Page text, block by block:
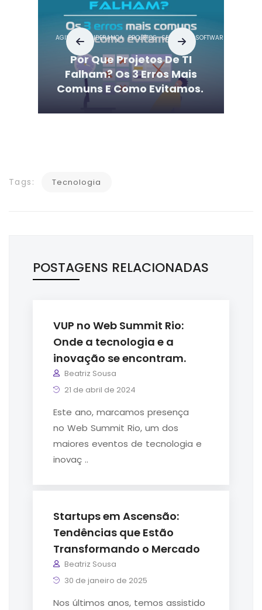
AGILIDADE LIDERANÇA PROJETOS SERVIÇOS SOFTWARE
Por Que Projetos De TI
Falham? Os 3 Erros Mais
Comuns E Como Evitamos.
Tags: Tecnologia
POSTAGENS RELACIONADAS
VUP no Web Summit Rio:
Onde a tecnologia e a
inovação se encontram.
Beatriz Sousa
21 de abril de 2024
Este ano, marcamos presença
no Web Summit Rio, um dos
maiores eventos de tecnologia e
inovaç ..
Startups em Ascensão:
Tendências que Estão
Transformando o Mercado
Beatriz Sousa
30 de janeiro de 2025
Nos últimos anos, temos assistido